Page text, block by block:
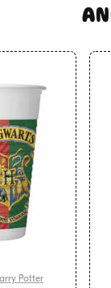
Potter